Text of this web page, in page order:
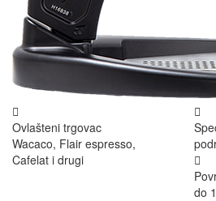
Ovlašteni trgovac
Wacaco, Flair espresso,
Cafelat i drugi
do